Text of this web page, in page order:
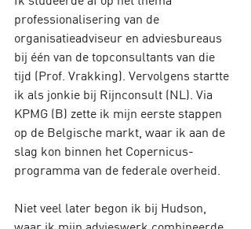
professionalisering van de
organisatieadviseur en adviesbureaus
bij één van de topconsultants van die
tijd (Prof. Vrakking). Vervolgens startte
ik als jonkie bij Rijnconsult (NL). Via
KPMG (B) zette ik mijn eerste stappen
op de Belgische markt, waar ik aan de
slag kon binnen het Copernicus-
programma van de federale overheid.
Niet veel later begon ik bij Hudson,